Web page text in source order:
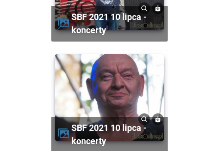
SBF 2021 10 lipca -
koncerty
SBF 2021 10 lipca -
koncerty